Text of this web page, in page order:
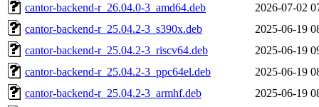
cantor-backend-r_26.04.0-3_amd64.deb
2026-07-02
cantor-backend-r_25.04.2-3_s390x.deb
2025-06-19
cantor-backend-r_25.04.2-3_riscv64.deb
2025-06-19
cantor-backend-r_25.04.2-3_ppc64el.deb
2025-06-19
cantor-backend-r_25.04.2-3_armhf.deb
2025-06-19